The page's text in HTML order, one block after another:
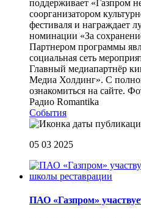
поддерживает «Газпром
соорганизатором
фестиваля и награждает
номинации «За
Партнером программы
социальная сеть
Главный медиапартнёр
Медиа Холдинг». С
ознакомиться на сайте.
Радио Romantika
События
05 03 2025
ПАО «Газпром»